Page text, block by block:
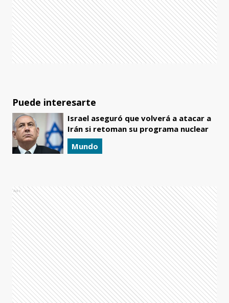
Puede interesarte
Israel aseguró que volverá a atacar a
Irán si retoman su programa nuclear
Mundo
Ads